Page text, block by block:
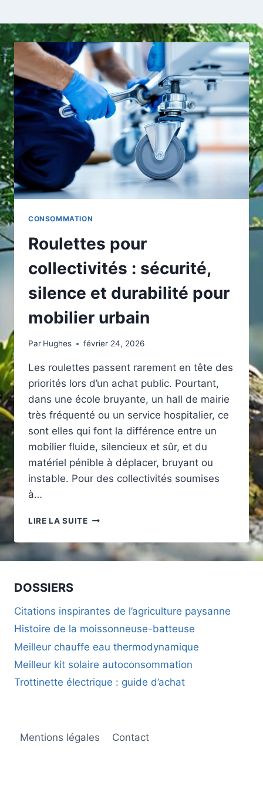
CONSOMMATION
Roulettes pour
collectivités : sécurité,
silence et durabilité pour
mobilier urbain
Par Hughes février 24, 2026
Les roulettes passent rarement en tête des
priorités lors d’un achat public. Pourtant,
dans une école bruyante, un hall de mairie
très fréquenté ou un service hospitalier, ce
sont elles qui font la différence entre un
mobilier fluide, silencieux et sûr, et du
matériel pénible à déplacer, bruyant ou
instable. Pour des collectivités soumises
à…
LIRE LA SUITEROULETTES
COLLECTIVITÉS
:
POUR
MOBILIER
URBAIN
DOSSIERS
Citations inspirantes de l’agriculture paysanne
Histoire de la moissonneuse-batteuse
Meilleur chauffe eau thermodynamique
Meilleur kit solaire autoconsommation
Trottinette électrique : guide d’achat
Mentions légales Contact